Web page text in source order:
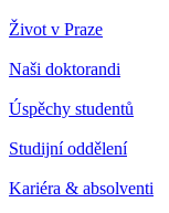
Život v Praze
Naši doktorandi
Úspěchy studentů
Studijní oddělení
Kariéra & absolventi